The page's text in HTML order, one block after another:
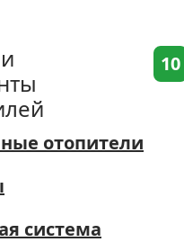
10
отопители
система